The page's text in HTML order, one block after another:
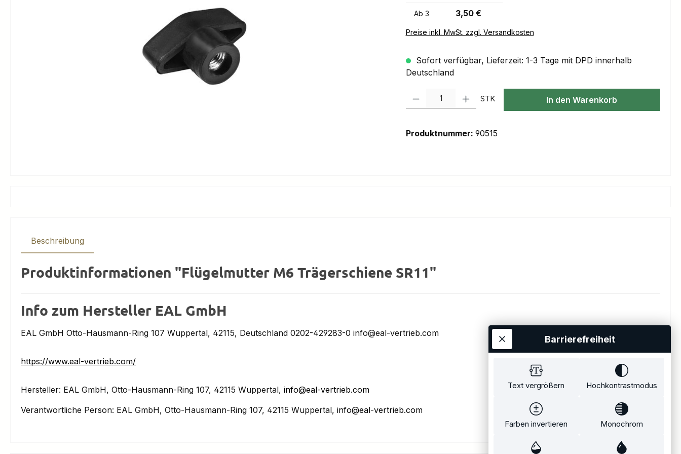
Ab 3 3,50 €
Preise inkl. MwSt. zzgl. Versandkosten
Sofort verfügbar, Lieferzeit: 1-3 Tage mit DPD innerhalb
Deutschland
Produkt Anzahl: Gib den gewünschten Wert ein oder benutze die Schaltflächen
STK In den Warenkorb
Produktnummer: 90515
Beschreibung
Produktinformationen "Flügelmutter M6 Trägerschiene SR11"
Info zum Hersteller EAL GmbH
EAL GmbH Otto-Hausmann-Ring 107 Wuppertal, 42115, Deutschland 0202-429283-0 info@eal-vertrieb.com
https://www.eal-vertrieb.com/
Hersteller: EAL GmbH, Otto-Hausmann-Ring 107, 42115 Wuppertal, info@eal-vertrieb.com
Verantwortliche Person: EAL GmbH, Otto-Hausmann-Ring 107, 42115 Wuppertal, info@eal-vertrieb.com
Text vergrößern Hochkontrastmodus
Farben invertieren Monochrom
Barrierefreiheit